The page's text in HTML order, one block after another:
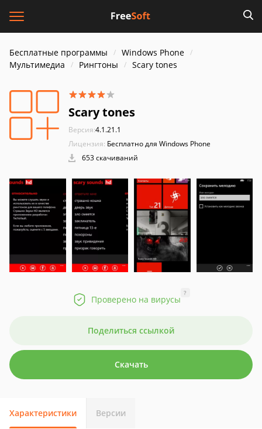
Бесплатные программы
Windows Phone
Мультимедиа
Рингтоны Scary tones
Scary tones
Версия:4.1.21.1
Лицензия: Бесплатно для Windows Phone
653 скачиваний
Проверено на вирусы
?
Поделиться ссылкой
Скачать
Характеристики Версии